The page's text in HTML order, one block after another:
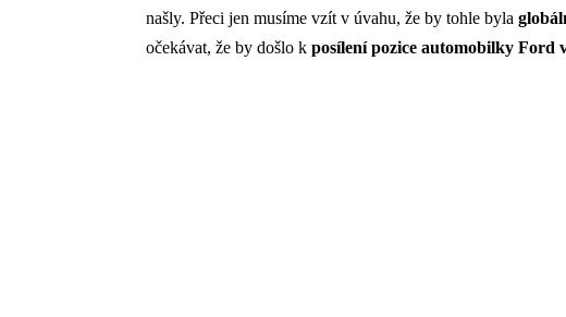
našly. Přeci jen musíme vzít v úvahu, že by tohle byla
očekávat, že by došlo k posílení pozice automobilky Ford